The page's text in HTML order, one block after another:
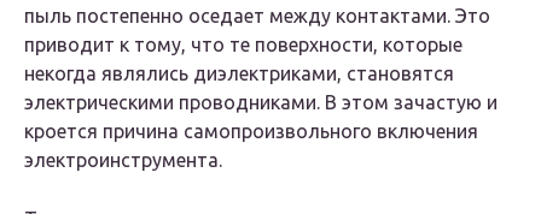
пыль постепенно оседает между контактами. Это
приводит к тому, что те поверхности, которые
некогда являлись диэлектриками, становятся
электрическими проводниками. В этом зачастую и
кроется причина самопроизвольного включения
электроинструмента.